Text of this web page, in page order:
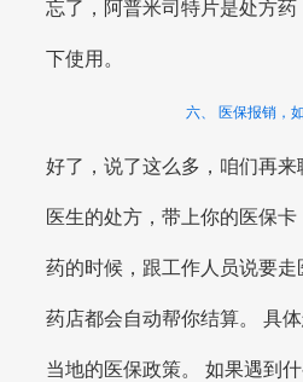
忘了，阿普米司特片是处方
下使用。
六、 医保报销，
好了，说了这么多，咱们再
医生的处方，带上你的医保
药的时候，跟工作人员说要
药店都会自动帮你结算。 具
当地的医保政策。 如果遇到